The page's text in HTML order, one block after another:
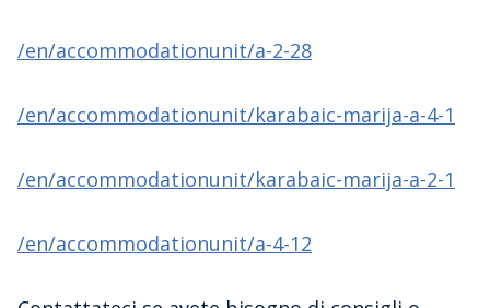
/en/accommodationunit/a-2-28
/en/accommodationunit/karabaic-marija-a-4-1
/en/accommodationunit/karabaic-marija-a-2-1
/en/accommodationunit/a-4-12